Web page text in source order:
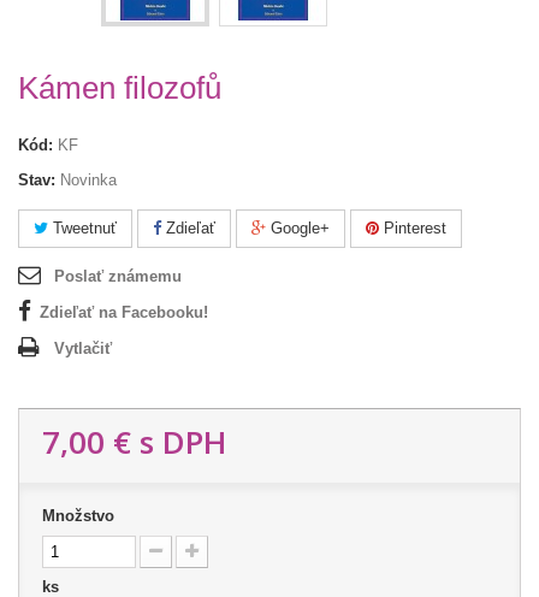
Kámen filozofů
Kód: KF
Stav: Novinka
Tweetnuť Zdieľať Google+ Pinterest
Poslať známemu
Zdieľať na Facebooku!
Vytlačiť
7,00 € s DPH
Množstvo
ks